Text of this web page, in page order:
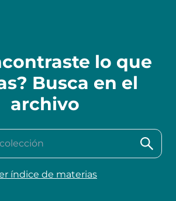
lo que
Busca en el
archivo
índice de materias